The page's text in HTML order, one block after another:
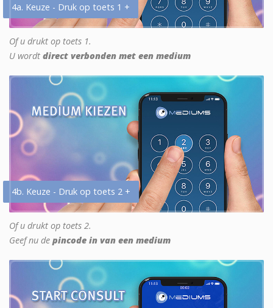
4a. Keuze - Druk op toets 1 +
Of u drukt op toets 1.
U wordt direct verbonden met een medium
4b. Keuze - Druk op toets 2 +
Of u drukt op toets 2.
Geef nu de pincode in van een medium